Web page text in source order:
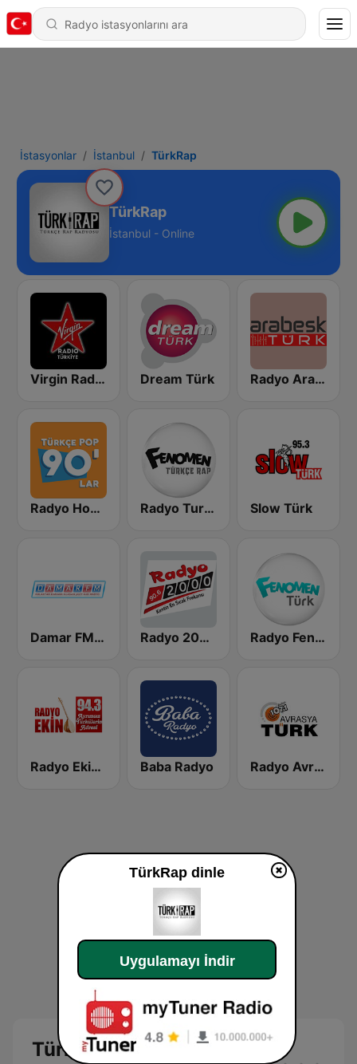
İstasyonlar İstanbul TürkRap
TürkRap
İstanbul - Online
Virgin Radio Türkiye Dream Türk Radyo Arabesk Türk
Radyo Home 90' lar Radyo Turkçe Rap Slow Türk
Damar FM Arabesk Radyo Radyo 2000 FM Radyo Fenomen Turk
Radyo Ekin FM Baba Radyo Radyo Avrasya Turk
TürkRap
TürkRap dinle
Uygulamayı İndir